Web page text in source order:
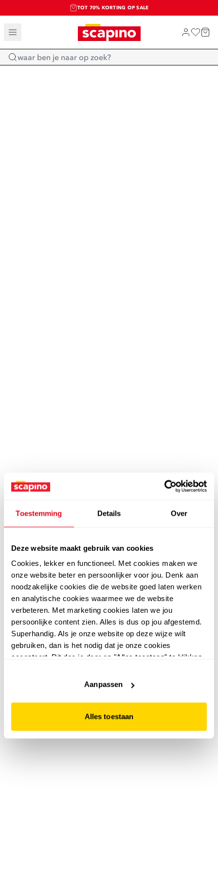
Toestemming Details Over
Deze website maakt gebruik van cookies
Cookies, lekker en functioneel. Met cookies maken we
onze website beter en persoonlijker voor jou. Denk aan
noodzakelijke cookies die de website goed laten werken
en analytische cookies waarmee we de website
verbeteren. Met marketing cookies laten we jou
persoonlijke content zien. Alles is dus op jou afgestemd.
Superhandig. Als je onze website op deze wijze wilt
gebruiken, dan is het nodig dat je onze cookies
accepteert. Dit doe je door op "Alles toestaan" te klikken.
website niet optimaal functioneert.
Aanpassen
Alles toestaan
TOT 70% KORTING OP SALE
SALE: LAATSTE KANS!
SHOP NIEUW
Home